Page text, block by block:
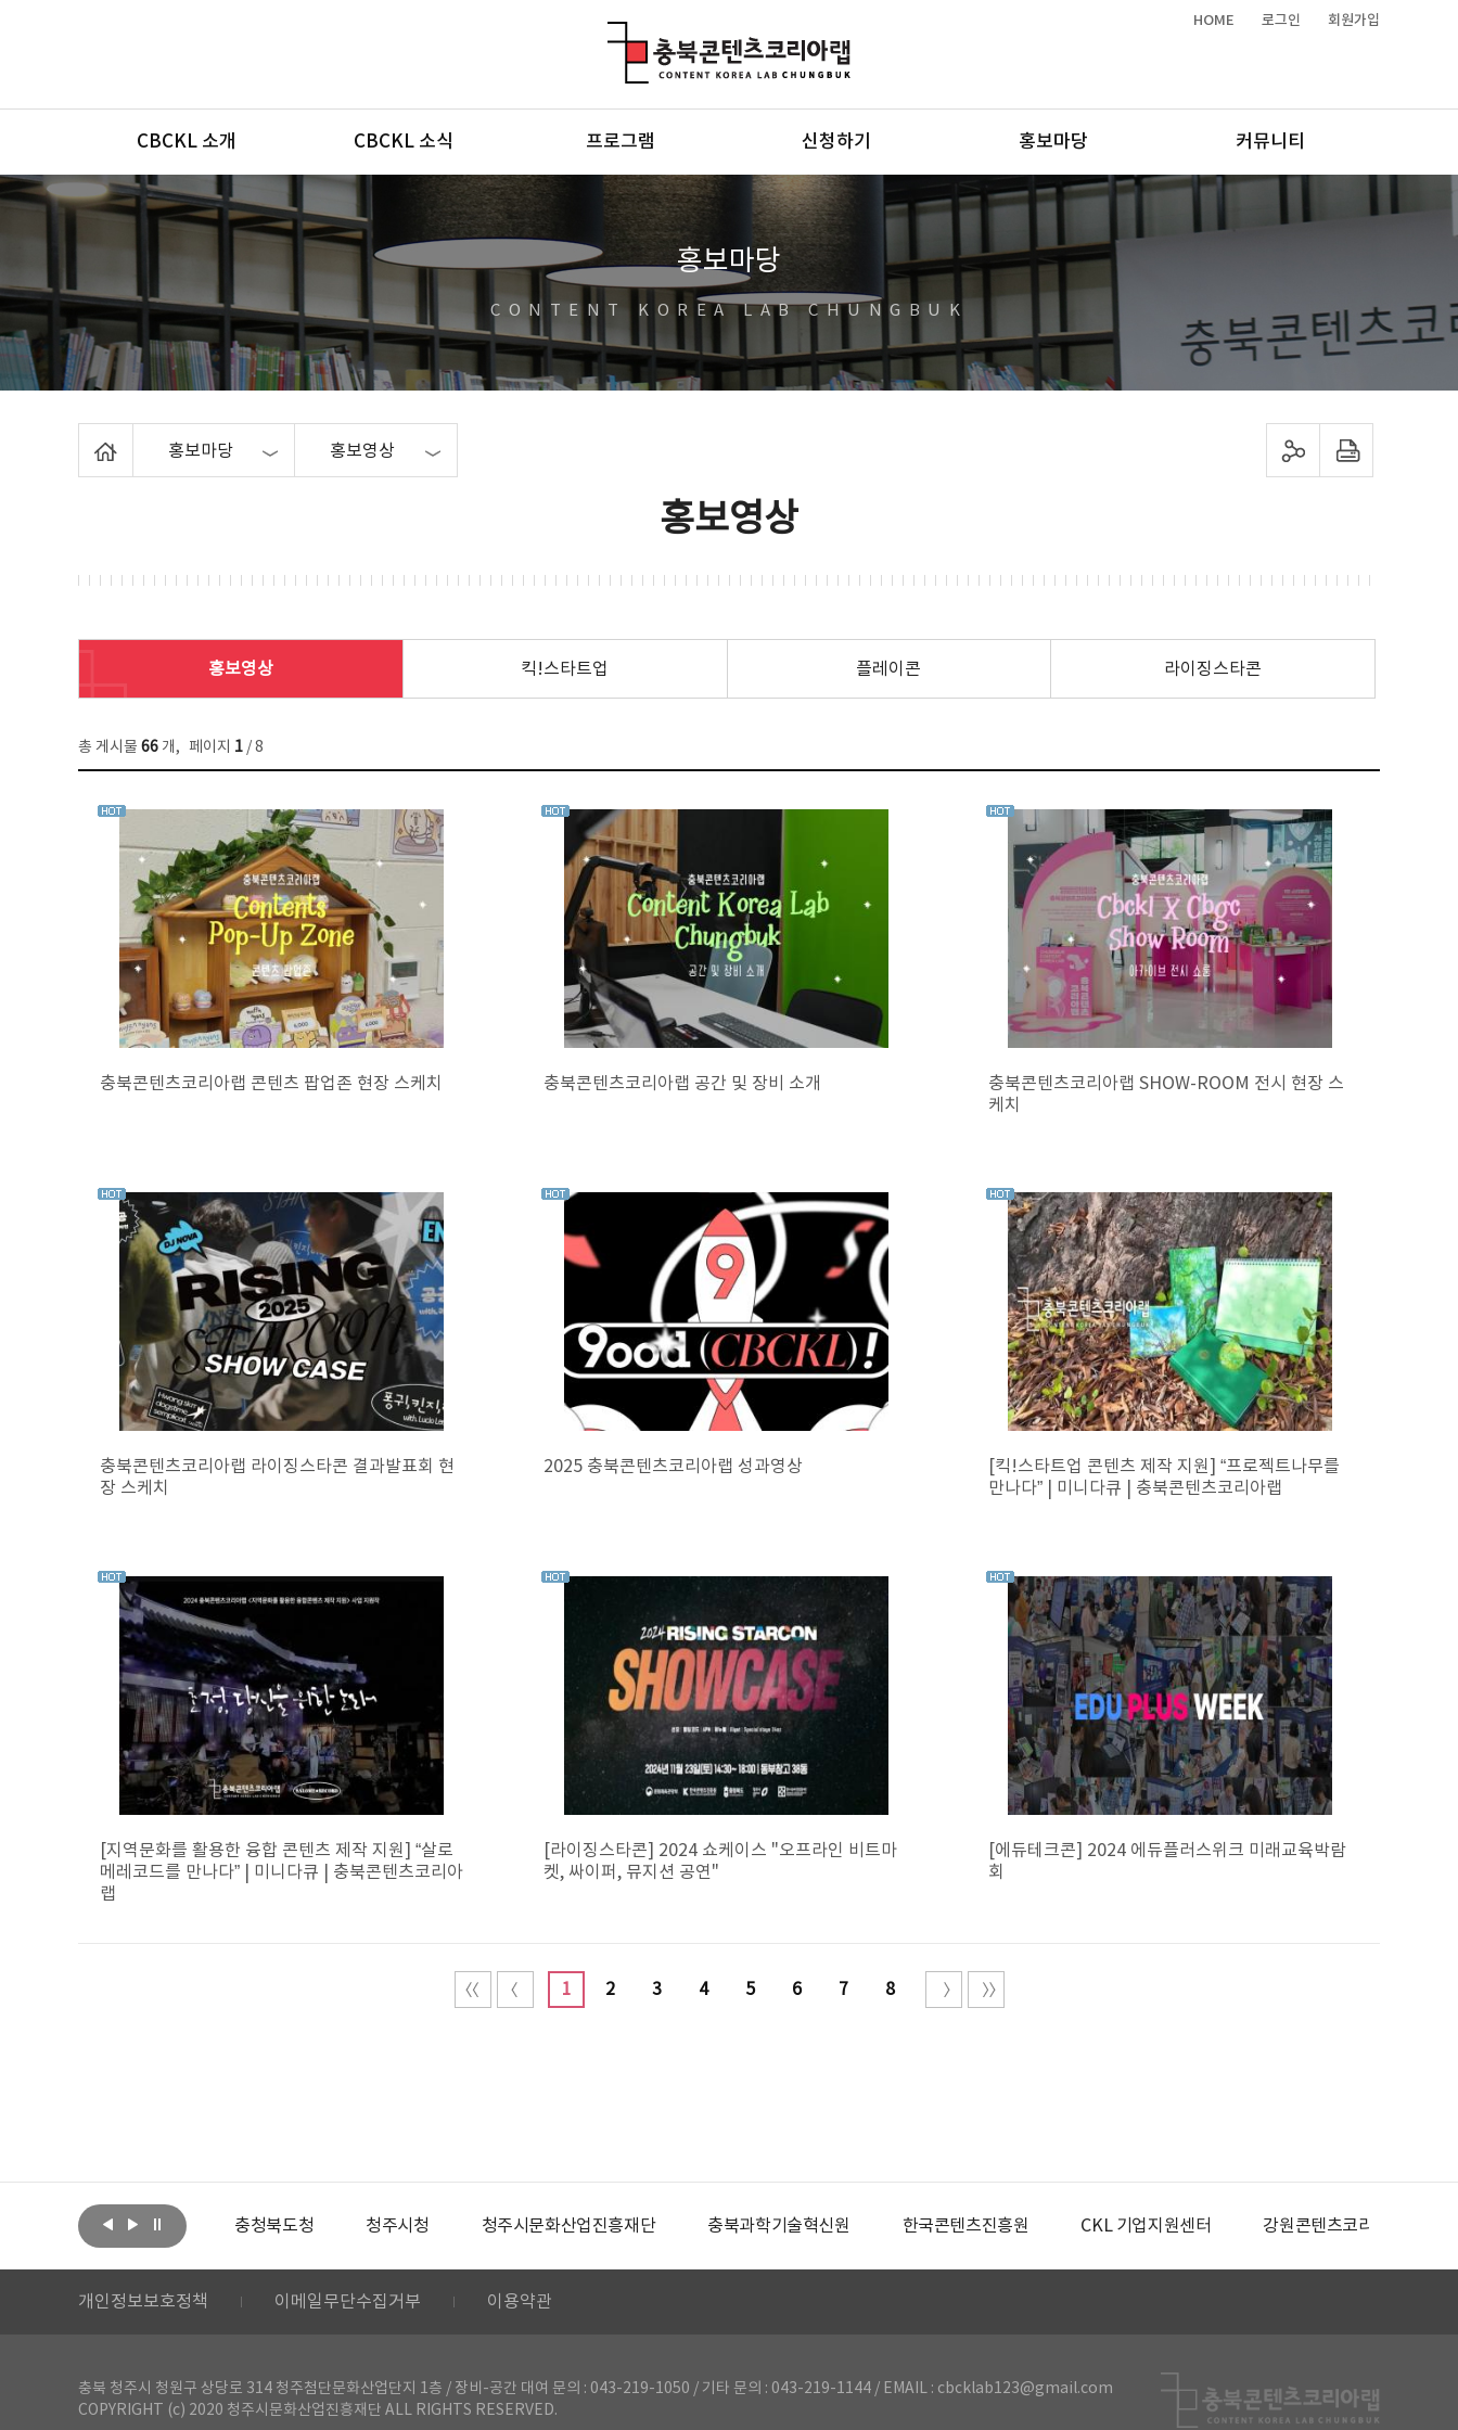
HOME 로그인 회원가입
메뉴
CBCKL 소개 CBCKL 소식 프로그램 신청하기 홍보마당 커뮤니티
홍보마당
CONTENT KOREA LAB CHUNGBUK
홍보마당 홍보영상 sns 공유하기 프린트하기
홍보영상
홍보영상 킥!스타트업 플레이콘 라이징스타콘
총 게시물 66 개, 페이지 1 / 8
충북콘텐츠코리아랩 콘텐츠 팝업존 현장 스케치 충북콘텐츠코리아랩 공간 및 장비 소개
충북콘텐츠코리아랩 SHOW-ROOM 전시 현장 스
케치
충북콘텐츠코리아랩 라이징스타콘 결과발표회 현
장 스케치
2025 충북콘텐츠코리아랩 성과영상
[킥!스타트업 콘텐츠 제작 지원] “프로젝트나무를
만나다” | 미니다큐 | 충북콘텐츠코리아랩
[지역문화를 활용한 융합 콘텐츠 제작 지원] “살로
메레코드를 만나다” | 미니다큐 | 충북콘텐츠코리아
랩
[라이징스타콘] 2024 쇼케이스 "오프라인 비트마
켓, 싸이퍼, 뮤지션 공연"
[에듀테크콘] 2024 에듀플러스위크 미래교육박람
회
1 2 3 4 5 6 7 8
문화체육관광부 충청북도청 청주시청 청주시문화산업진흥재단 충북과학기술혁신원 한국콘텐츠진흥원 CKL 기업지원센터 강원콘텐츠코리아랩
개인정보보호정책 이메일무단수집거부 이용약관
충북 청주시 청원구 상당로 314 청주첨단문화산업단지 1층 / 장비-공간 대여 문의 : 043-219-1050 / 기타 문의 : 043-219-1144 / EMAIL : cbcklab123@gmail.com
COPYRIGHT (c) 2020 청주시문화산업진흥재단 ALL RIGHTS RESERVED.